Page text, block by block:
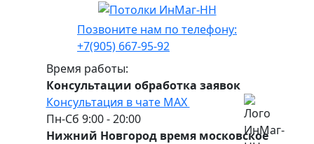
Позвоните нам по телефону:
+7(905) 667-95-92
Время работы:
Консультации обработка заявок
Консультация в чате МАХ
Пн-Сб 9:00 - 20:00
Нижний Новгород время московское